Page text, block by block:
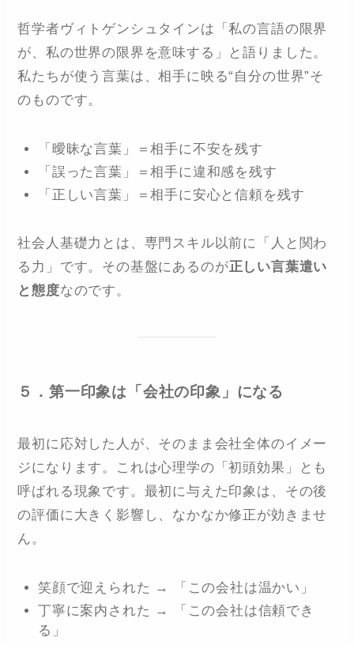
哲学者ヴィトゲンシュタインは「私の言語の限界
が、私の世界の限界を意味する」と語りました。
私たちが使う言葉は、相手に映る“自分の世界”そ
のものです。
「曖昧な言葉」＝相手に不安を残す
「誤った言葉」＝相手に違和感を残す
「正しい言葉」＝相手に安心と信頼を残す
社会人基礎力とは、専門スキル以前に「人と関わ
る力」です。その基盤にあるのが正しい言葉遣い
と態度なのです。
５．第一印象は「会社の印象」になる
最初に応対した人が、そのまま会社全体のイメー
ジになります。これは心理学の「初頭効果」とも
呼ばれる現象です。最初に与えた印象は、その後
の評価に大きく影響し、なかなか修正が効きませ
ん。
笑顔で迎えられた → 「この会社は温かい」
丁寧に案内された → 「この会社は信頼でき
る」